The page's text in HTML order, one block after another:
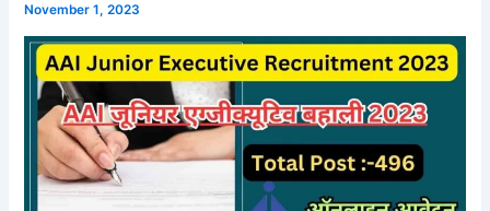
November 1, 2023